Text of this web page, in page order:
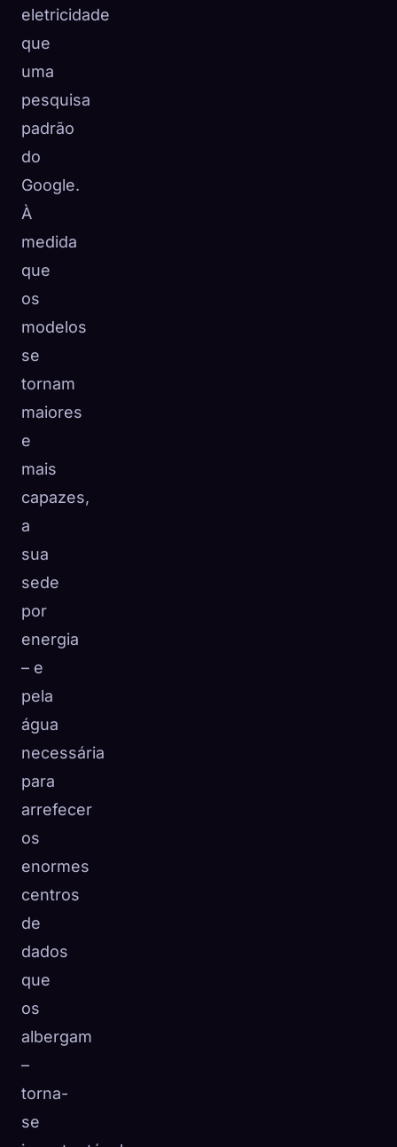
eletricidade
que
uma
pesquisa
padrão
do
Google.
À
medida
que
os
modelos
se
tornam
maiores
e
mais
capazes,
a
sua
sede
por
energia
– e
pela
água
necessária
para
arrefecer
os
enormes
centros
de
dados
que
os
albergam
–
torna-
se